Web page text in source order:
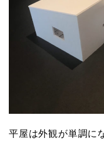
平屋は外観が単調に